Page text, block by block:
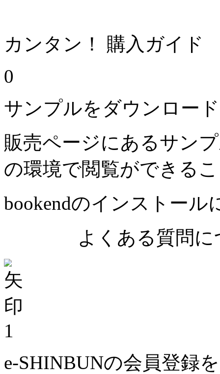
カンタン！ 購入ガイド
0
サンプルをダウンロー
販売ページにあるサン
の環境で閲覧ができる
bookendのインストール
よくある質問に
1
e-SHINBUNの会員登録